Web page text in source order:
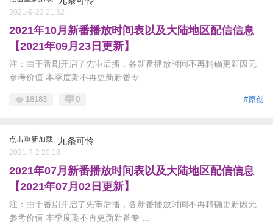
2021-9-23 21:52
2021年10月新番播放时间表以及大陆地区配信信息
【2021年09月23日更新】
注：由于番剧开启了先审后播，各新番播放时间不再精确更新因无
参考价值 本季度期不再更新新番专 ...
#原创
18183 0
点击重新加载 九条可怜
2021-7-2 20:13
2021年07月新番播放时间表以及大陆地区配信信息
【2021年07月02日更新】
注：由于番剧开启了先审后播，各新番播放时间不再精确更新因无
参考价值 本季度期不再更新新番专 ...